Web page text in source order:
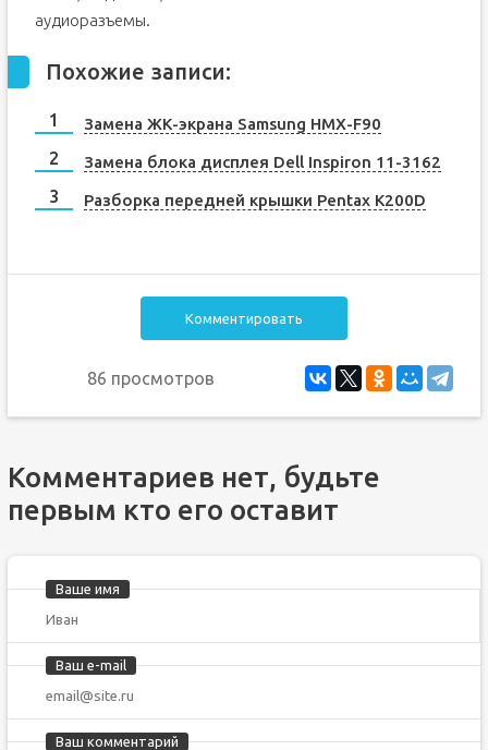
аудиоразъемы.
Похожие записи:
Замена ЖК-экрана Samsung HMX-F90
Замена блока дисплея Dell Inspiron 11-3162
Разборка передней крышки Pentax K200D
Комментировать
86 просмотров
Комментариев нет, будьте
первым кто его оставит
Ваше имя
Ваш e-mail
Ваш комментарий